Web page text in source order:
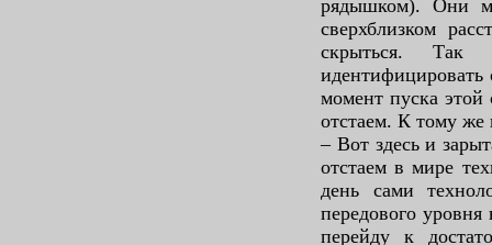
рядышком). Они
сверхблизком
скрыться.
момент пуска
отстаем. К тому
– Вот здесь и
отстаем в мире
день сами
передового
перейду к